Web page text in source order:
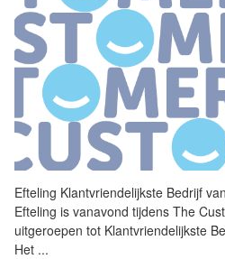
Efteling Klantvriendelijkste Bedrijf
Efteling is vanavond tijdens The
uitgeroepen tot Klantvriendelijkste
Het ...